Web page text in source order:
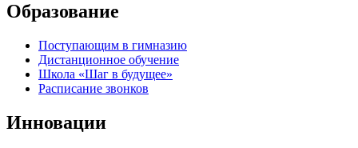
Образование
Поступающим в гимназию
Дистанционное обучение
Школа «Шаг в будущее»
Расписание звонков
Инновации